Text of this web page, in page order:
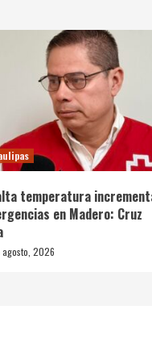
temperatura
en Madero: Cruz
agosto, 2026